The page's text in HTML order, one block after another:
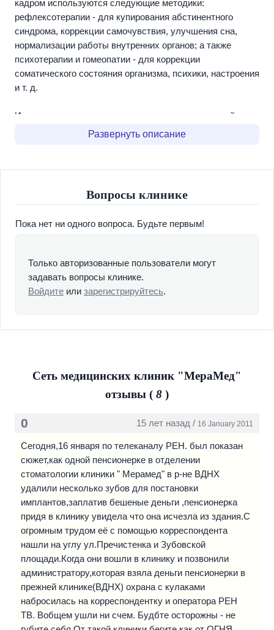
кадром используются следующие методики:
рефлексотерапии - для купирования абстинентного
синдрома, коррекции самочувствия, улучшения сна,
нормализации работы внутренних органов; а также
психотерапии и гомеопатии - для коррекции
соматического состояния организма, психики, настроения
и т. д.
Индивидуальная психотерапия, с помощью которой
возможно решить многие проблемы человека, которые
детстве и появившимся в процессе жизни.
Массаж - стимулирует отток венозной крови, что
Массаж благотворно влияет на сердечно-сосудистую
вязкие свойства, активизируются окислительно-
восстановительные процессы, повышается газообмен,
увеличивается выделение углекислого газа, азота.
Аутогенная тренировка представляет собой набор
органов и добиваться укрепления здоровья и излечения
- Нейро-имплантация – это метод лечения антагонистами
опиатных рецепторов. Он успешно используется в США
уже десять лет, и очень хорошо зарекомендовал себя в
наркологии. Механизм его действия следующий.
Некоторое время назад ученые синтезировали
специальные вещества, молекулы которых по своей
структуре очень похожи на молекулы морфина. Однако
они не вызывают наркотического опьянения, но при этом
блокируют рецепторы, которые реагируют на морфин, и
делают их нечувствительными к наркотику. Если после
наркотики, они не оказывают своего действия, и пациент
не «выпадает» из программы лечения и реабилитации, у
него не наступает рецидива заболевания.
Развернуть описание
Вопросы клинике
Пока нет ни одного вопроса. Будьте первым!
Только авторизованные пользователи могут
задавать вопросы клинике.
Войдите или зарегистрируйтесь.
Сеть медицинских клиник "МераМед"
отзывы ( 8 )
0 15 лет назад / 16 January 2011
Сегодня,16 января по телеканалу РЕН. был показан
сюжет,как одной пенсионерке в отделении
стоматологии клиники " Мерамед" в р-не ВДНХ
удалили несколько зубов для постановки
имплантов,заплатив бешеные деньги ,пенсионерка
придя в клинику увидела что она исчезла из здания.С
огромным трудом её с помощью корреспондента
нашли на углу ул.Пречистенка и Зубовской
площади.Когда они вошли в клинику и позвонили
администратору,которая взяла деньги пенсионерки в
прежней клинике(ВДНХ) охрана с кулаками
набросилась на корреспондентку и оператора РЕН
ТВ. Вобщем ушли ни счем. Будбте осторожны - не